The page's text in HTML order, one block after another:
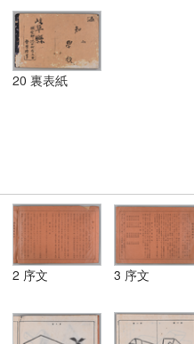
20 裏表紙
2 序文 3 序文